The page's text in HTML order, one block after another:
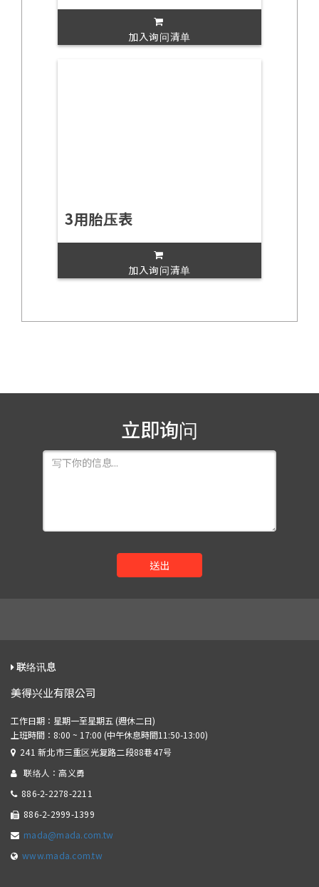
加入询问清单
3用胎压表
加入询问清单
立即询问
送出
联络讯息
美得兴业有限公司
241 新北市三重区光复路二段88巷47号
联络人：高义勇
886-2-2278-2211
886-2-2999-1399
mada@mada.com.tw
www.mada.com.tw